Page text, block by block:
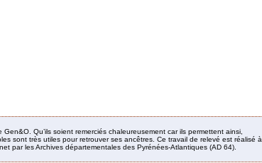
Qu’ils soient remerciés chaleureusement car ils permettent ainsi,
sont très utiles pour retrouver ses ancêtres. Ce travail de relevé est réalisé à
par les Archives départementales des Pyrénées-Atlantiques (AD 64).